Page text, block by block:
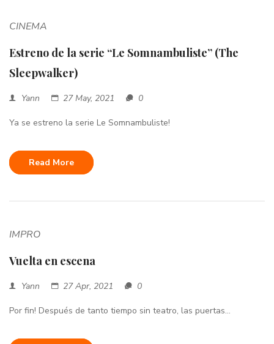
CINEMA
Estreno de la serie “Le Somnambuliste” (The
Sleepwalker)
Yann 27 May, 2021 0
Ya se estreno la serie Le Somnambuliste!
Read More
IMPRO
Vuelta en escena
Yann 27 Apr, 2021 0
Por fin! Después de tanto tiempo sin teatro, las puertas...